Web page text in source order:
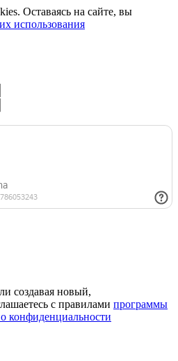
Оставаясь на сайте, вы
использования
создавая новый,
с правилами программы
конфиденциальности